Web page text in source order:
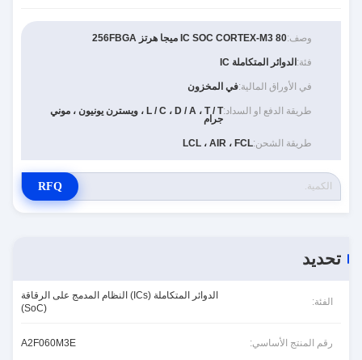
وصف:IC SOC CORTEX-M3 80 ميجا هرتز 256FBGA
فئة: الدوائر المتكاملة IC
في الأوراق المالية:في المخزون
طريقة الدفع او السداد: L / C ، D / A ، T / T ، ويسترن يونيون ، موني
جرام
طريقة الشحن:LCL ، AIR ، FCL
RFQ
تحديد
الفئة:
الدوائر المتكاملة (ICs) النظام المدمج على الرقاقة
(SoC)
رقم المنتج الأساسي: A2F060M3E